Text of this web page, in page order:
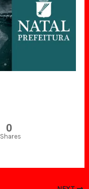
0
Shares